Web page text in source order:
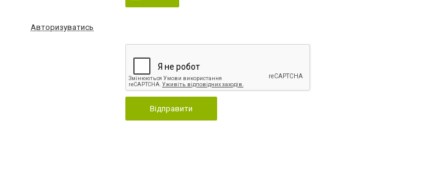
Авторизуватись
Відправити